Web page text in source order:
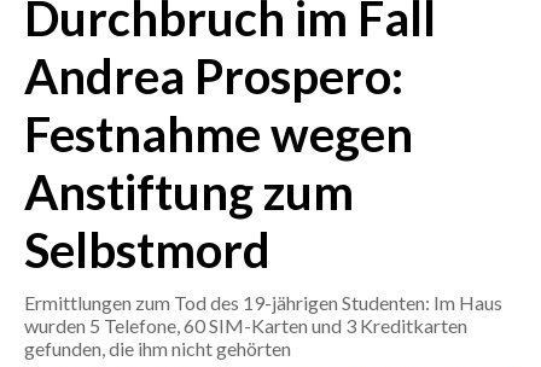
CRONACA
ITALIA
MONDO
POLITICA
ECONOMIA
SERVIZI ALLE IMPRESE
LAVORO
Durchbruch im Fall
Andrea Prospero:
Festnahme wegen
Anstiftung zum
Selbstmord
Ermittlungen zum Tod des 19-jährigen Studenten: Im Haus
wurden 5 Telefone, 60 SIM-Karten und 3 Kreditkarten
gefunden, die ihm nicht gehörten